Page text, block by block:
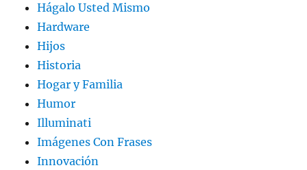
Hágalo Usted Mismo
Hardware
Hijos
Historia
Hogar y Familia
Humor
Illuminati
Imágenes Con Frases
Innovación